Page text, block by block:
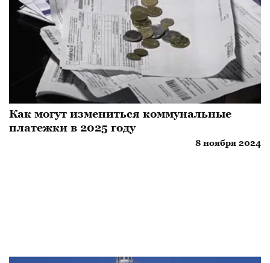
Как могут измениться коммунальные
платежки в 2025 году
8 ноября 2024